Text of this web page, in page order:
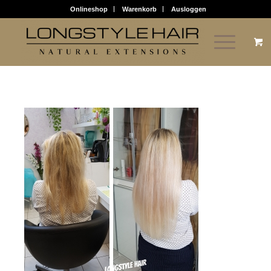
Onlineshop Warenkorb Ausloggen